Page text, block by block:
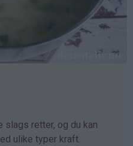
slags retter, og du kan
ulike typer kraft.